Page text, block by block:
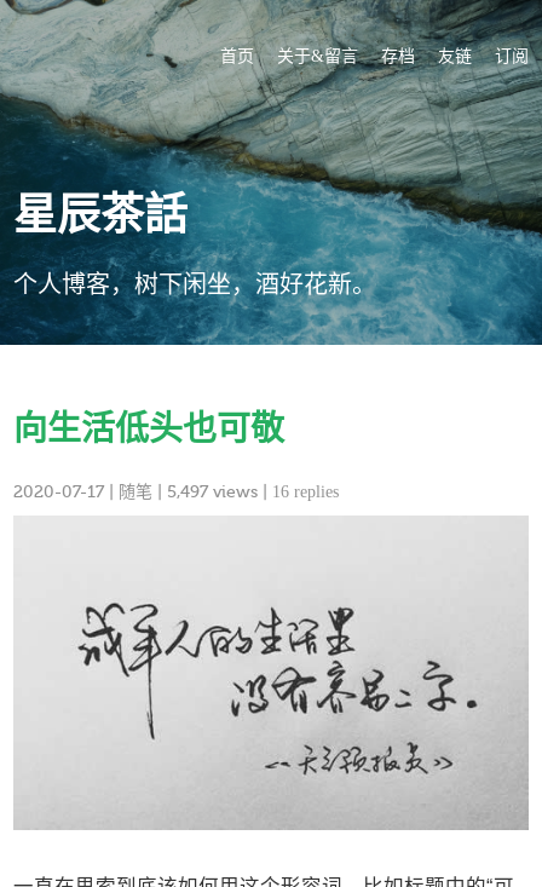
首页 关于&留言 存档 友链 订阅
星辰茶話
个人博客，树下闲坐，酒好花新。
向生活低头也可敬
2020-07-17 随笔 | 5,497 views | 16 replies